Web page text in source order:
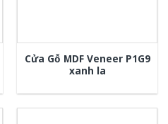
Cửa Gỗ MDF Veneer P1G9
xanh la